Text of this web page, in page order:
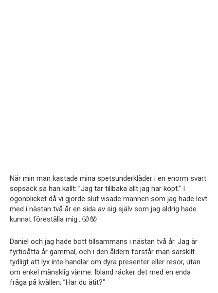
När min man kastade mina spetsunderkläder i en enorm svart
sopsäck sa han kallt: ”Jag tar tillbaka allt jag har köpt.” I
ögonblicket då vi gjorde slut visade mannen som jag hade levt
med i nästan två år en sida av sig själv som jag aldrig hade
kunnat föreställa mig…😲😵
Daniel och jag hade bott tillsammans i nästan två år. Jag är
fyrtioåtta år gammal, och i den åldern förstår man särskilt
tydligt att lyx inte handlar om dyra presenter eller resor, utan
om enkel mänsklig värme. Ibland räcker det med en enda
fråga på kvällen: ”Har du ätit?”